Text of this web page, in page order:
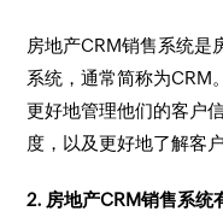
房地产CRM销售系统是
系统，通常简称为CRM
更好地管理他们的客户
度，以及更好地了解客户
2. 房地产CRM销售系统